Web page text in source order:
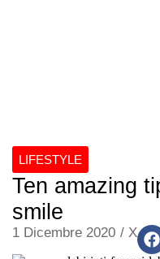
LIFESTYLE
Ten amazing
smile
1 Dicembre 2020 / X